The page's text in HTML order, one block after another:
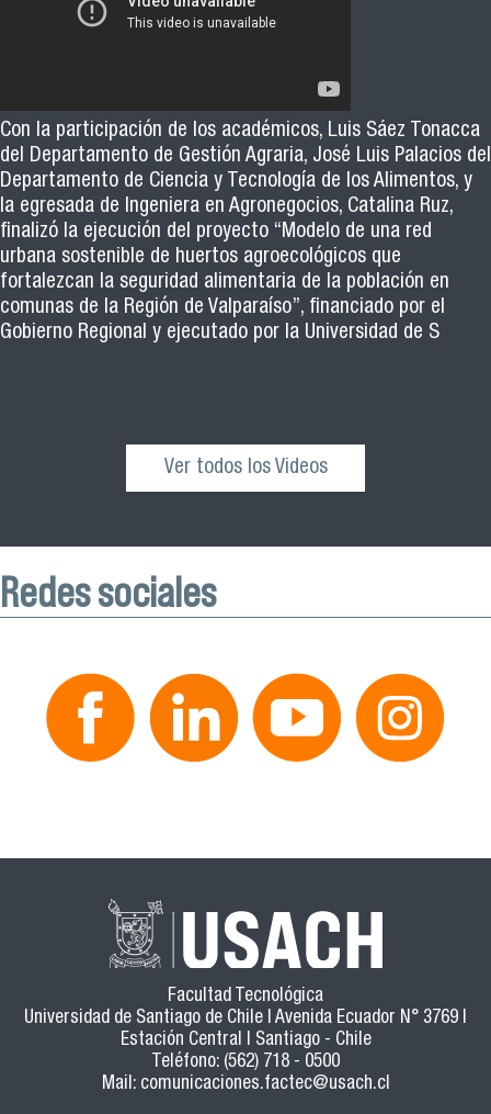
Con la participación de los académicos, Luis Sáez Tonacca
del Departamento de Gestión Agraria, José Luis Palacios del
Departamento de Ciencia y Tecnología de los Alimentos, y
la egresada de Ingeniera en Agronegocios, Catalina Ruz,
finalizó la ejecución del proyecto “Modelo de una red
urbana sostenible de huertos agroecológicos que
fortalezcan la seguridad alimentaria de la población en
comunas de la Región de Valparaíso”, financiado por el
Gobierno Regional y ejecutado por la Universidad de S
Ver todos los Videos
Redes sociales
Facultad Tecnológica
Universidad de Santiago de Chile | Avenida Ecuador N° 3769 |
Estación Central | Santiago - Chile
Teléfono: (562) 718 - 0500
Mail: comunicaciones.factec@usach.cl